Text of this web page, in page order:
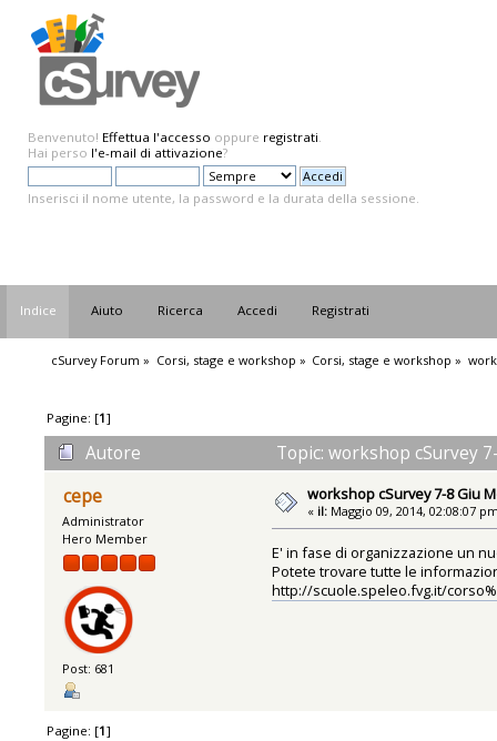
Benvenuto! Effettua l'accesso oppure registrati.
Hai perso l'e-mail di attivazione?
Inserisci il nome utente, la password e la durata della sessione.
Indice Aiuto Ricerca Accedi Registrati
cSurvey Forum » Corsi, stage e workshop » Corsi, stage e workshop »
Pagine: [1]
Autore
Topic: workshop cSurvey
cepe
Administrator
Hero Member
Post: 681
workshop cSurvey 7-8 Giu
« il: Maggio 09, 2014, 02:08:07
E' in fase di organizzazione un
Potete trovare tutte le
http://scuole.speleo.fvg.it/
Pagine: [1]